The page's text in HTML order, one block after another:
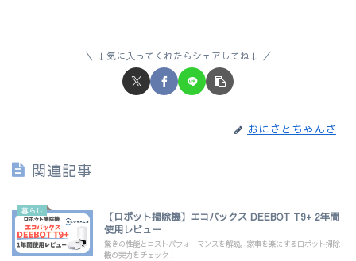
↓気に入ってくれたらシェアしてね↓
おにさとちゃんさ
関連記事
暮らし
【ロボット掃除機】エコバックス DEEBOT T9+ 2年間
使用レビュー
驚きの性能とコストパフォーマンスを解説。家事を楽にするロボット掃除
機の実力をチェック！